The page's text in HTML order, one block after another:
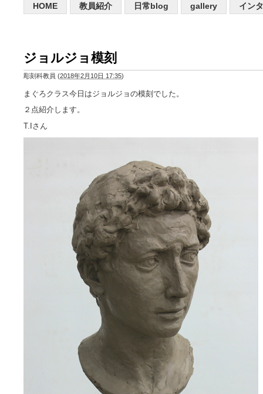
HOME 教員紹介 日常blog gallery イン
ジョルジョ模刻
彫刻科教員 (2018年2月10日 17:35)
まぐろクラス今日はジョルジョの模刻でした。
２点紹介します。
T.Iさん